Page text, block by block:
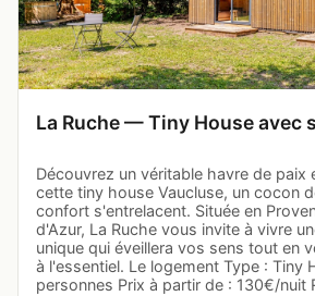
La Ruche — Tiny House avec
Découvrez un véritable havre de paix
cette tiny house Vaucluse, un cocon
confort s'entrelacent. Située en
d'Azur, La Ruche vous invite à vivre
unique qui éveillera vos sens tout en
à l'essentiel. Le logement Type : Tiny
personnes Prix à partir de : 130€/nuit